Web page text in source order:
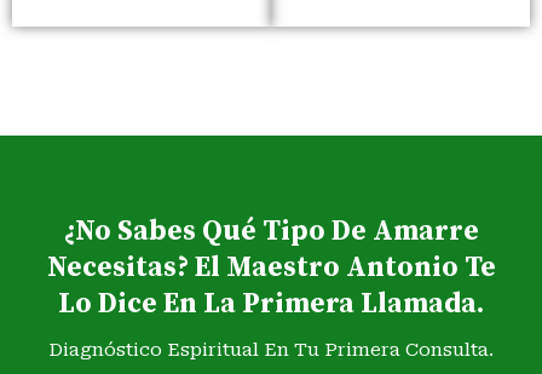
¿No Sabes Qué Tipo De Amarre
Necesitas? El Maestro Antonio Te
Lo Dice En La Primera Llamada.
Diagnóstico Espiritual En Tu Primera Consulta.